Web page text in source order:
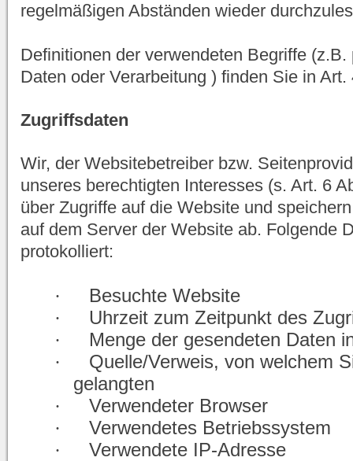
regelmäßigen Abständen wieder
Definitionen der verwendeten Begriffe
Daten oder Verarbeitung ) finden Sie in
Zugriffsdaten
Wir, der Websitebetreiber bzw.
unseres berechtigten Interesses (s. Art. 6
über Zugriffe auf die Website und
auf dem Server der Website ab. Folgende
protokolliert:
·
Besuchte Website
·
Uhrzeit zum Zeitpunkt des
·
Menge der gesendeten Daten
·
Quelle/Verweis, von welchem
gelangten
·
Verwendeter Browser
·
Verwendetes Betriebssystem
·
Verwendete IP-Adresse